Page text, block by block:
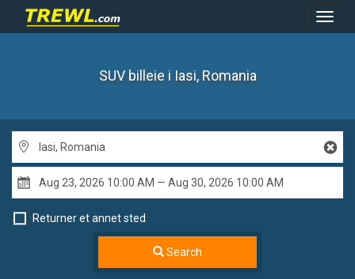
SUV billeie i Iasi, Romania
Returner et annet sted
Search